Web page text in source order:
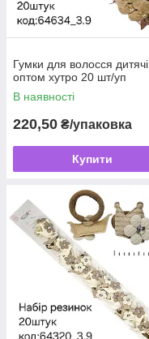
Гумки для волосся дитячі
оптом хутро 20 шт/уп
В наявності
220,50 ₴/упаковка
Купити